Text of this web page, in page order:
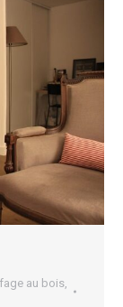
au bois